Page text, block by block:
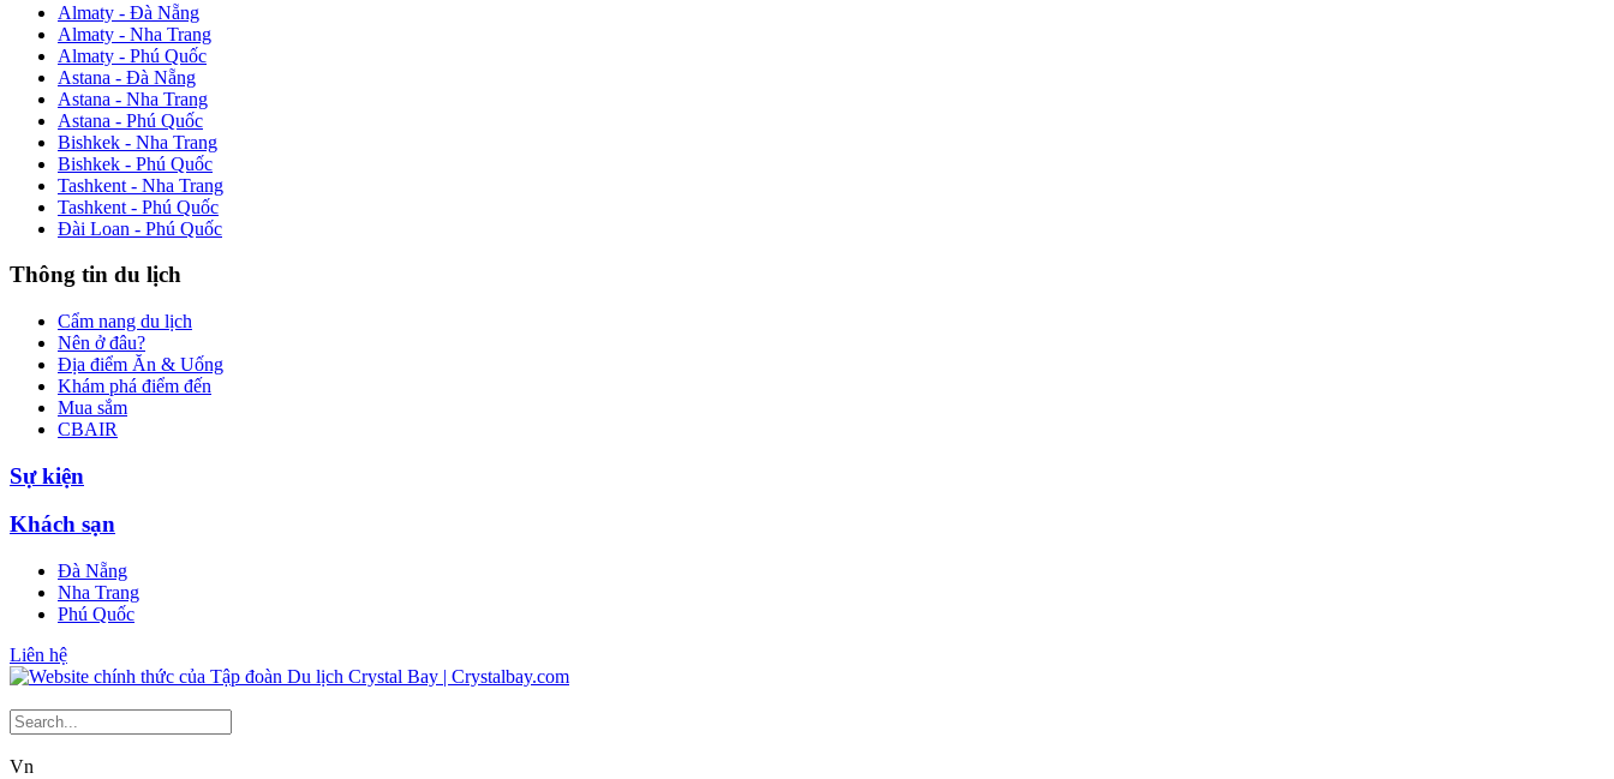
Almaty - Đà Nẵng
Almaty - Nha Trang
Almaty - Phú Quốc
Astana - Đà Nẵng
Astana - Nha Trang
Astana - Phú Quốc
Bishkek - Nha Trang
Bishkek - Phú Quốc
Tashkent - Nha Trang
Tashkent - Phú Quốc
Đài Loan - Phú Quốc
Thông tin du lịch
Cẩm nang du lịch
Nên ở đâu?
Địa điểm Ăn & Uống
Khám phá điểm đến
Mua sắm
CBAIR
Sự kiện
Khách sạn
Đà Nẵng
Nha Trang
Phú Quốc
Liên hệ
Vn